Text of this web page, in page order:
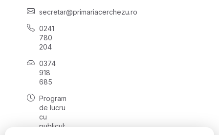
secretar@primariacerchezu.ro
0241
780
204
0374
918
685
Program
de lucru
cu
publicul: